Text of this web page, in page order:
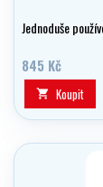
Jednoduše
845 Kč
 Koupit